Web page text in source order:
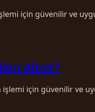
için güvenilir ve
Alınır?
işlemi için güvenilir ve